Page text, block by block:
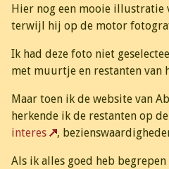
Hier nog een mooie illustratie
terwijl hij op de motor
Ik had deze foto niet
met muurtje en restanten van
Maar toen ik de website van
herkende ik de restanten op
interes
,
Als ik alles goed heb